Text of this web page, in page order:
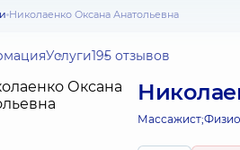
Николаенко Оксана Анатольевна
Услуги195 отзывов
Массажист;